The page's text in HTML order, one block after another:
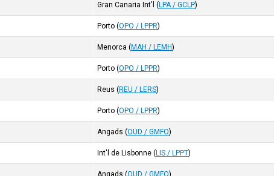
Gran Canaria Int'l (LPA / GCLP)
Porto (OPO / LPPR)
Menorca (MAH / LEMH)
Porto (OPO / LPPR)
Reus (REU / LERS)
Porto (OPO / LPPR)
Angads (OUD / GMFO)
Int'l de Lisbonne (LIS / LPPT)
Angads (OUD / GMFO)